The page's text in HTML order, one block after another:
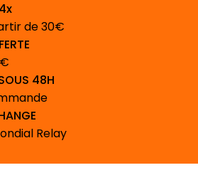
de 30€
48H
Relay